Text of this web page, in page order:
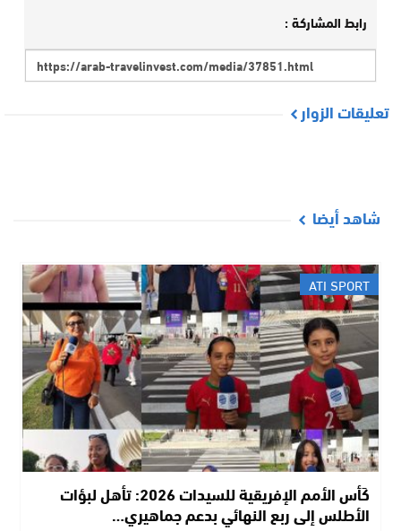
رابط المشاركة :
تعليقات الزوار
شاهد أيضا
ATI SPORT
كَأس الأمم الإفريقية للسيدات 2026: تأهل لبؤات
الأطلس إلى ربع النهائي بدعم جماهيري…